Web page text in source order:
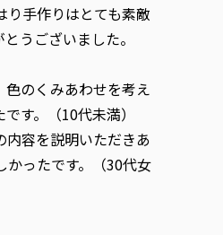
り手作りはとても素敵
うございました。
色のくみあわせを考え
す。（10代未満）
内容を説明いただきあ
かったです。（30代女